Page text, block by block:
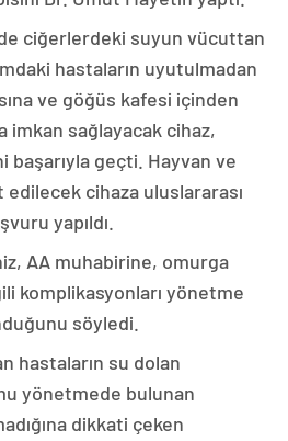
ciğerlerdeki suyun vücuttan
hastaların uyutulmadan
ve göğüs kafesi içinden
imkan sağlayacak cihaz,
geçti. Hayvan ve
cihaza uluslararası
yapıldı.
AA muhabirine, omurga
komplikasyonları yönetme
söyledi.
hastaların su dolan
yönetmede bulunan
dikkati çeken